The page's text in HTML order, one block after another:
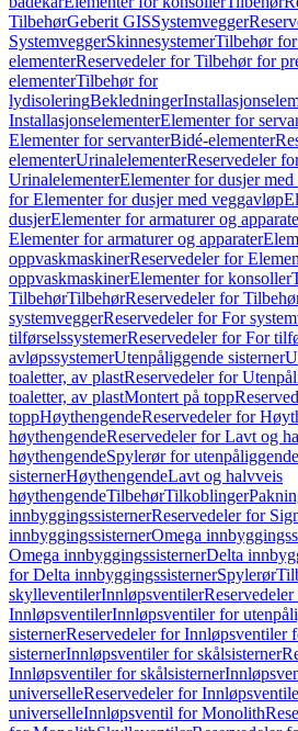
TilbehørGeberit GISSystemvegger
SystemveggerSkinnesystemerTilbehør
elementerReservedeler for Tilbehør for
elementerTilbehør for
lydisoleringBekledninger
InstallasjonselementerElementer for
Elementer for servanterBidé-elementer
elementerUrinalelementerReservedeler
UrinalelementerElementer for dusjer
for Elementer for dusjer med veggavløp
dusjerElementer for armaturer og
Elementer for armaturer og apparater
oppvaskmaskinerReservedeler for
oppvaskmaskinerElementer for konsoller
TilbehørTilbehørReservedeler for
systemveggerReservedeler for For
tilførselssystemerReservedeler for For
avløpssystemerUtenpåliggende sisterner
toaletter, av plastReservedeler for
toaletter, av plastMontert på topp
toppHøythengendeReservedeler for
høythengendeReservedeler for Lavt og
høythengendeSpylerør for utenpåliggende
sisternerHøythengendeLavt og halvveis
høythengendeTilbehørTilkoblinger
innbyggingssisternerReservedeler for
innbyggingssisternerOmega
Omega innbyggingssisternerDelta
for Delta innbyggingssisternerSpylerør
skylleventilerInnløpsventiler
InnløpsventilerInnløpsventiler for
sisternerReservedeler for Innløpsventiler
sisternerInnløpsventiler for skålsisterner
Innløpsventiler for skålsisterner
universelleReservedeler for
universelleInnløpsventil for Monolith